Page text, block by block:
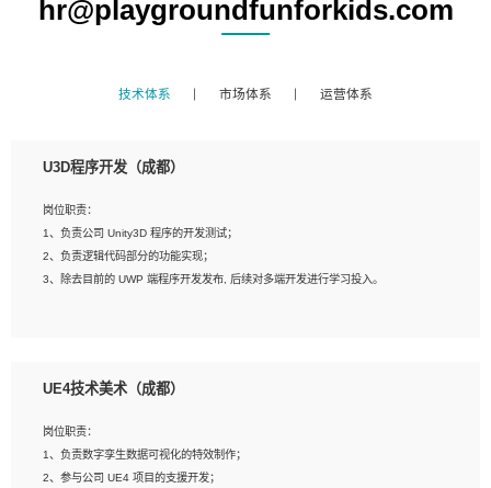
hr@playgroundfunforkids.com
技术体系 市场体系 运营体系
U3D程序开发（成都）
岗位职责：
1、负责公司 Unity3D 程序的开发测试；
2、负责逻辑代码部分的功能实现；
3、除去目前的 UWP 端程序开发发布, 后续对多端开发进行学习投入。
2、熟练掌握 Unity3D 程序开发，精通 C# 语言开发；
4、有良好的沟通能力和团队合作意识；
5、开发过 HoloLens 程序者优先。
UE4技术美术（成都）
岗位职责：
1、负责数字孪生数据可视化的特效制作；
2、参与公司 UE4 项目的支援开发；